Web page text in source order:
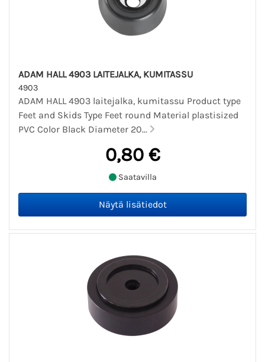
ADAM HALL 4903 LAITEJALKA, KUMITASSU
4903
ADAM HALL 4903 laitejalka, kumitassu Product type
Feet and Skids Type Feet round Material plastisized
PVC Color Black Diameter 20...
0,80 €
Saatavilla